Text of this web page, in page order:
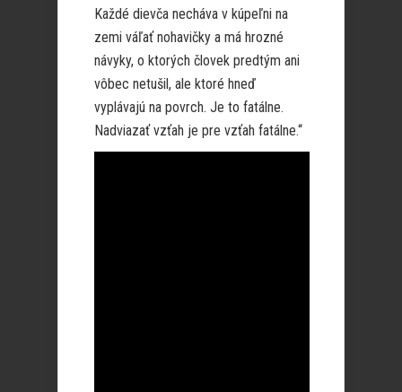
Každé dievča necháva v kúpeľni na
zemi váľať nohavičky a má hrozné
návyky, o ktorých človek predtým ani
vôbec netušil, ale ktoré hneď
vyplávajú na povrch. Je to fatálne.
Nadviazať vzťah je pre vzťah fatálne.“